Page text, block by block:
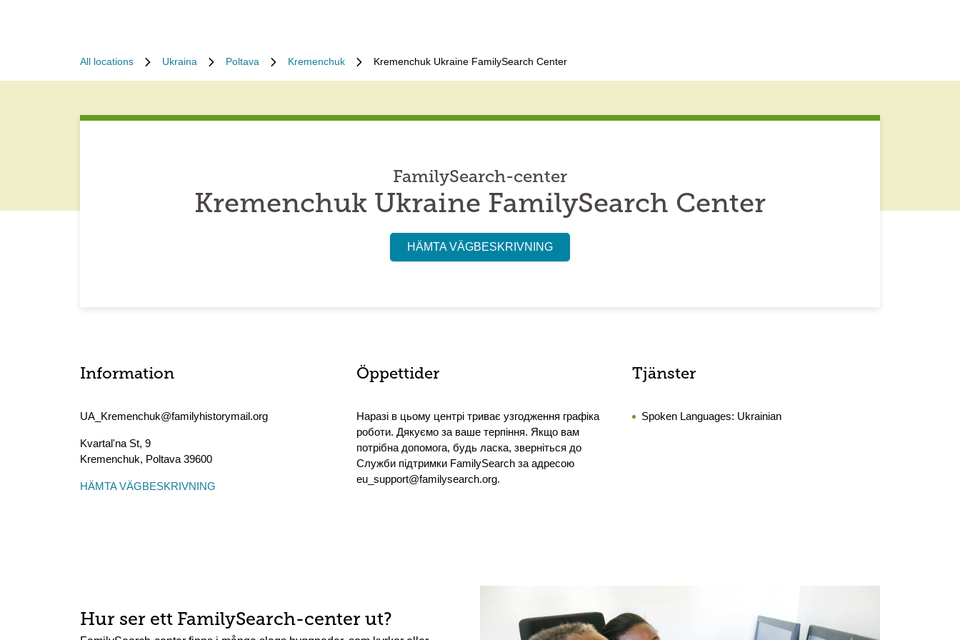
All locations Ukraina Poltava Kremenchuk Kremenchuk Ukraine FamilySearch Center
FamilySearch-center
Kremenchuk Ukraine FamilySearch Center
HÄMTA VÄGBESKRIVNING
Information
UA_Kremenchuk@familyhistorymail.org
Kvartal'na St, 9
Kremenchuk, Poltava 39600
HÄMTA VÄGBESKRIVNING
Öppettider
Наразі в цьому центрі триває узгодження графіка
роботи. Дякуємо за ваше терпіння. Якщо вам
потрібна допомога, будь ласка, зверніться до
Служби підтримки FamilySearch за адресою
eu_support@familysearch.org.
Tjänster
Spoken Languages: Ukrainian
Hur ser ett FamilySearch-center ut?